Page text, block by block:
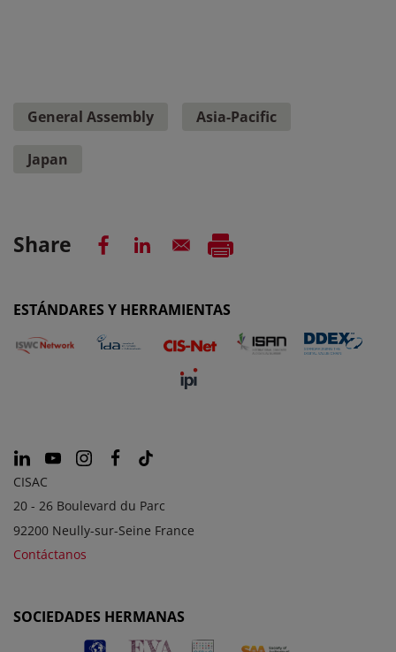
General Assembly Asia-Pacific
Japan
Share
ESTÁNDARES Y HERRAMIENTAS
CISAC
20 - 26 Boulevard du Parc
92200 Neully-sur-Seine France
Contáctanos
SOCIEDADES HERMANAS